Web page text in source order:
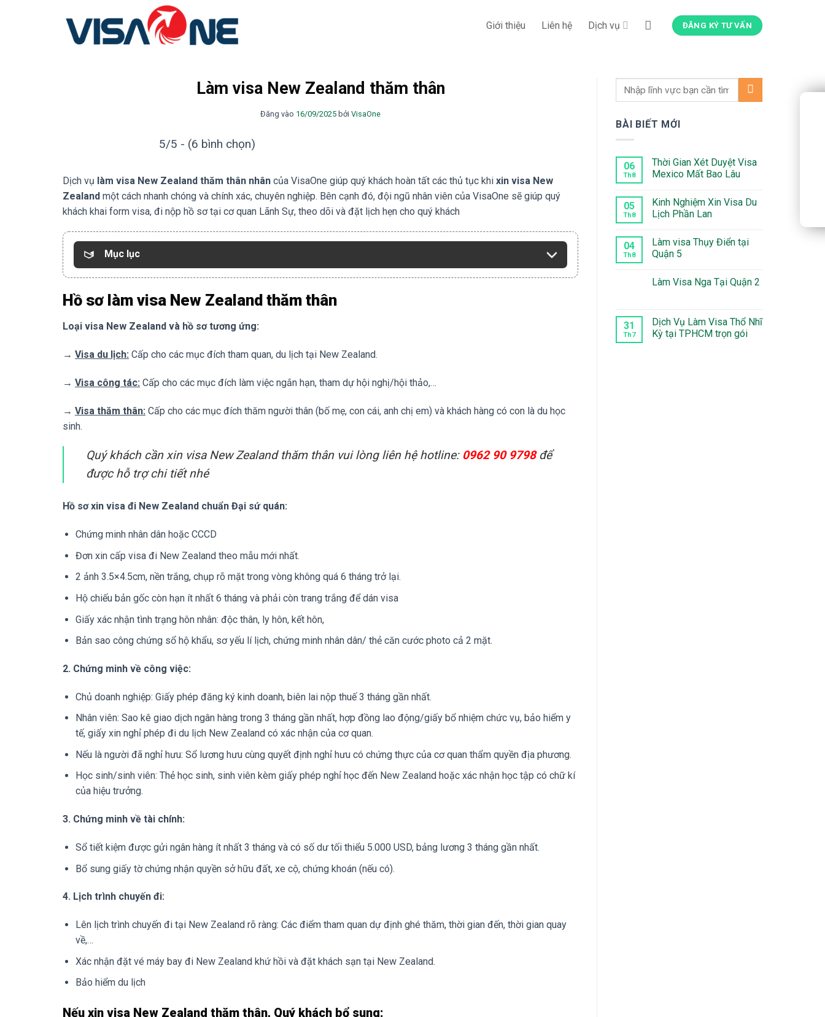
Giới thiệu Liên hệ Dịch vụ ĐĂNG KÝ TƯ VẤN
Làm visa New Zealand thăm thân
Đăng vào 16/09/2025 bởi VisaOne
5/5 - (6 bình chọn)
Dịch vụ làm visa New Zealand thăm thân nhân của VisaOne giúp quý khách hoàn tất các thủ tục khi xin visa New
Zealand một cách nhanh chóng và chính xác, chuyên nghiệp. Bên cạnh đó, đội ngũ nhân viên của VisaOne sẽ giúp quý
khách khai form visa, đi nộp hồ sơ tại cơ quan Lãnh Sự, theo dõi và đặt lịch hẹn cho quý khách
Mục lục
Hồ sơ làm visa New Zealand thăm thân
Loại visa New Zealand và hồ sơ tương ứng:
→ Visa du lịch: Cấp cho các mục đích tham quan, du lịch tại New Zealand.
→ Visa công tác: Cấp cho các mục đích làm việc ngắn hạn, tham dự hội nghị/hội thảo,…
→ Visa thăm thân: Cấp cho các mục đích thăm người thân (bố mẹ, con cái, anh chị em) và khách hàng có con là du học
sinh.
Quý khách cần xin visa New Zealand thăm thân vui lòng liên hệ hotline: 0962 90 9798để
được hỗ trợ chi tiết nhé
Hồ sơ xin visa đi New Zealand chuẩn Đại sứ quán:
Chứng minh nhân dân hoặc CCCD
Đơn xin cấp visa đi New Zealand theo mẫu mới nhất.
2 ảnh 3.5×4.5cm, nền trắng, chụp rõ mặt trong vòng không quá 6 tháng trở lại.
Hộ chiếu bản gốc còn hạn ít nhất 6 tháng và phải còn trang trắng để dán visa
Giấy xác nhận tình trạng hôn nhân: độc thân, ly hôn, kết hôn,
Bản sao công chứng sổ hộ khẩu, sơ yếu lí lịch, chứng minh nhân dân/ thẻ căn cước photo cả 2 mặt.
2. Chứng minh về công việc:
Chủ doanh nghiệp: Giấy phép đăng ký kinh doanh, biên lai nộp thuế 3 tháng gần nhất.
Nhân viên: Sao kê giao dịch ngân hàng trong 3 tháng gần nhất, hợp đồng lao động/giấy bổ nhiệm chức vụ, bảo hiểm y
tế, giấy xin nghỉ phép đi du lịch New Zealand có xác nhận của cơ quan.
Nếu là người đã nghỉ hưu: Sổ lương hưu cùng quyết định nghỉ hưu có chứng thực của cơ quan thẩm quyền địa phương.
Học sinh/sinh viên: Thẻ học sinh, sinh viên kèm giấy phép nghỉ học đến New Zealand hoặc xác nhận học tập có chữ kí
của hiệu trưởng.
3. Chứng minh về tài chính:
Sổ tiết kiệm được gửi ngân hàng ít nhất 3 tháng và có số dư tối thiểu 5.000 USD, bảng lương 3 tháng gần nhất.
Bổ sung giấy tờ chứng nhận quyền sở hữu đất, xe cộ, chứng khoán (nếu có).
4. Lịch trình chuyến đi:
Lên lịch trình chuyến đi tại New Zealand rõ ràng: Các điểm tham quan dự định ghé thăm, thời gian đến, thời gian quay
về,…
Xác nhận đặt vé máy bay đi New Zealand khứ hồi và đặt khách sạn tại New Zealand.
Bảo hiểm du lịch
Nếu xin visa New Zealand thăm thân, Quý khách bổ sung:
BÀI BIẾT MỚI
06
Th8
Thời Gian Xét Duyệt Visa
Mexico Mất Bao Lâu
bình
luận
ở
Xét
Duyệt
Visa
Bao
05
Th8
Kinh Nghiệm Xin Visa Du
Lịch Phần Lan
bình
luận
ở
Xin
Lan
04
Th8
Làm visa Thụy Điển tại
Quận 5
bình
Thụy
Điển
tại
Làm Visa Nga Tại Quận 2
luận
ở
Làm
Visa
31
Th7
Dịch Vụ Làm Visa Thổ Nhĩ
Kỳ tại TPHCM trọn gói